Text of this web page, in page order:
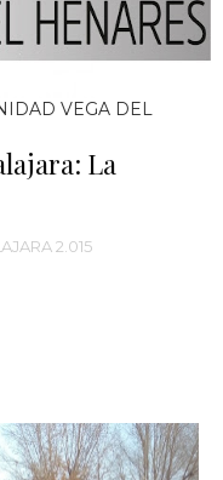
VEGA DEL
La
2.015